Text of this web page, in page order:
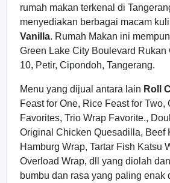
rumah makan terkenal di
menyediakan berbagai macam
Vanilla. Rumah Makan ini
Green Lake City Boulevard Rukan
10, Petir, Cipondoh, Tangerang.
Menu yang dijual antara lain Roll
Feast for One, Rice Feast for Two,
Favorites, Trio Wrap Favorite.,
Original Chicken Quesadilla, Beef
Hamburg Wrap, Tartar Fish Katsu
Overload Wrap, dll yang diolah
bumbu dan rasa yang paling enak